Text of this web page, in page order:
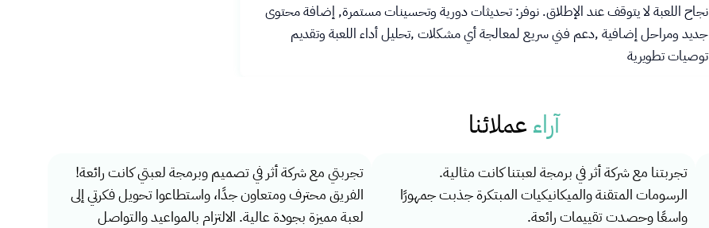
نجاح اللعبة لا يتوقف عند الإطلاق. نوفر: تحديثات دورية وتحسينات مستمرة, إضافة محتوى
جديد ومراحل إضافية ,دعم فني سريع لمعالجة أي مشكلات ,تحليل أداء اللعبة وتقديم
توصيات تطويرية
آراءعملائنا
تجربتنا مع شركة أثر في برمجة لعبتنا كانت مثالية.
الرسومات المتقنة والميكانيكيات المبتكرة جذبت جمهورًا
واسعًا وحصدت تقييمات رائعة.
تجربتي مع شركة أثر في تصميم وبرمجة لعبتي كانت رائعة!
الفريق محترف ومتعاون جدًا، واستطاعوا تحويل فكرتي إلى
لعبة مميزة بجودة عالية. الالتزام بالمواعيد والتواصل